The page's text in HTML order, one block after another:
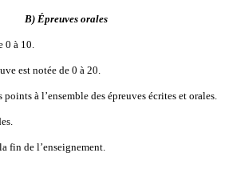
B) Épreuves orales
0 à 10.
est notée de 0 à 20.
à l’ensemble des épreuves écrites et orales.
fin de l’enseignement.